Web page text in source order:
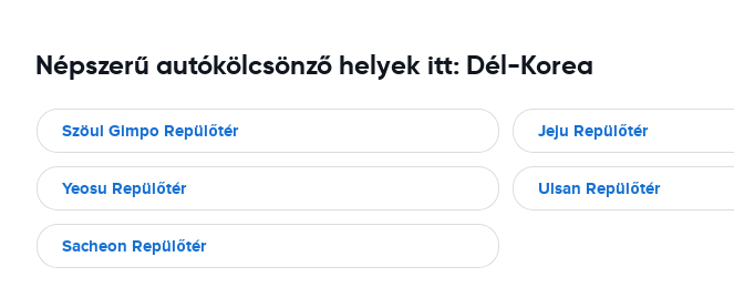
Népszerű autókölcsönző helyek itt: Dél-Korea
Szöul Gimpo Repülőtér Jeju Repülőtér
Yeosu Repülőtér Ulsan Repülőtér
Sacheon Repülőtér